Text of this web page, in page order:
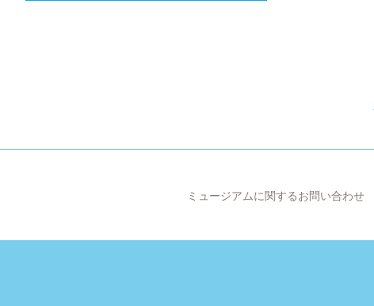
ミュージアムに関するお問い合わせ